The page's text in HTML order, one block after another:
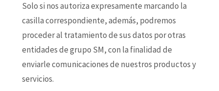
Solo si nos autoriza expresamente marcando la
casilla correspondiente, además, podremos
proceder al tratamiento de sus datos por otras
entidades de grupo SM, con la finalidad de
enviarle comunicaciones de nuestros productos y
servicios.